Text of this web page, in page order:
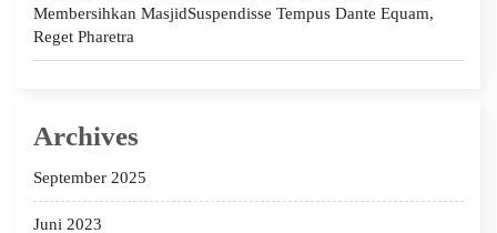
Membersihkan MasjidSuspendisse Tempus Dante Equam,
Reget Pharetra
Archives
September 2025
Juni 2023